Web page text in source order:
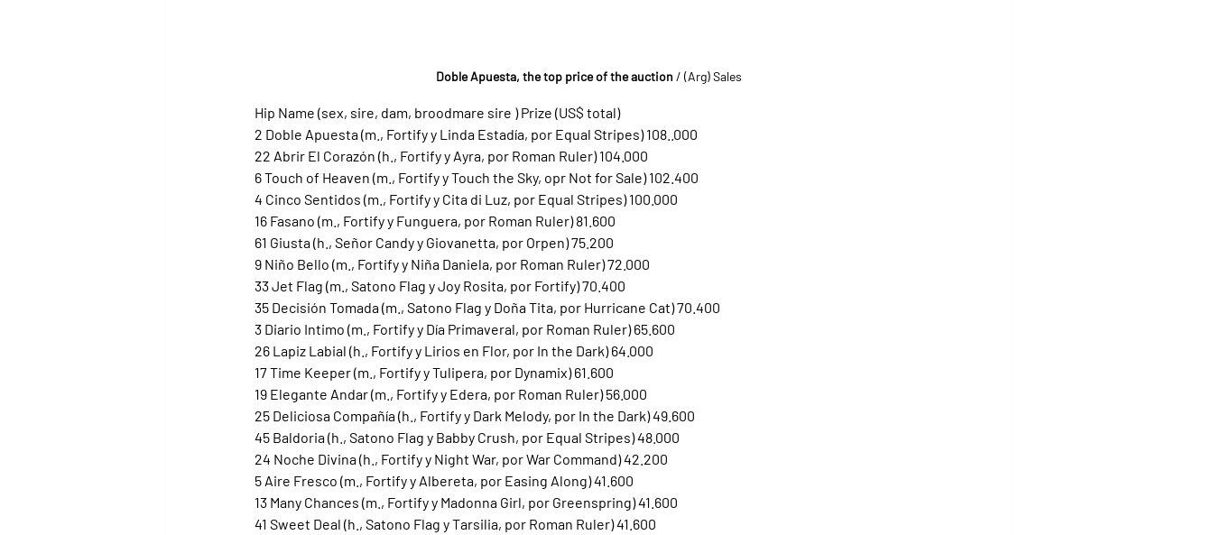
Doble Apuesta, the top price of the auction / (Arg) Sales
Hip Name (sex, sire, dam, broodmare sire ) Prize (US$ total)
2 Doble Apuesta (m., Fortify y Linda Estadía, por Equal Stripes) 108..000
22 Abrir El Corazón (h., Fortify y Ayra, por Roman Ruler) 104.000
6 Touch of Heaven (m., Fortify y Touch the Sky, opr Not for Sale) 102.400
4 Cinco Sentidos (m., Fortify y Cita di Luz, por Equal Stripes) 100.000
16 Fasano (m., Fortify y Funguera, por Roman Ruler) 81.600
61 Giusta (h., Señor Candy y Giovanetta, por Orpen) 75.200
9 Niño Bello (m., Fortify y Niña Daniela, por Roman Ruler) 72.000
33 Jet Flag (m., Satono Flag y Joy Rosita, por Fortify) 70.400
35 Decisión Tomada (m., Satono Flag y Doña Tita, por Hurricane Cat) 70.400
3 Diario Intimo (m., Fortify y Día Primaveral, por Roman Ruler) 65.600
26 Lapiz Labial (h., Fortify y Lirios en Flor, por In the Dark) 64.000
17 Time Keeper (m., Fortify y Tulipera, por Dynamix) 61.600
19 Elegante Andar (m., Fortify y Edera, por Roman Ruler) 56.000
25 Deliciosa Compañía (h., Fortify y Dark Melody, por In the Dark) 49.600
45 Baldoria (h., Satono Flag y Babby Crush, por Equal Stripes) 48.000
24 Noche Divina (h., Fortify y Night War, por War Command) 42.200
5 Aire Fresco (m., Fortify y Albereta, por Easing Along) 41.600
13 Many Chances (m., Fortify y Madonna Girl, por Greenspring) 41.600
41 Sweet Deal (h., Satono Flag y Tarsilia, por Roman Ruler) 41.600